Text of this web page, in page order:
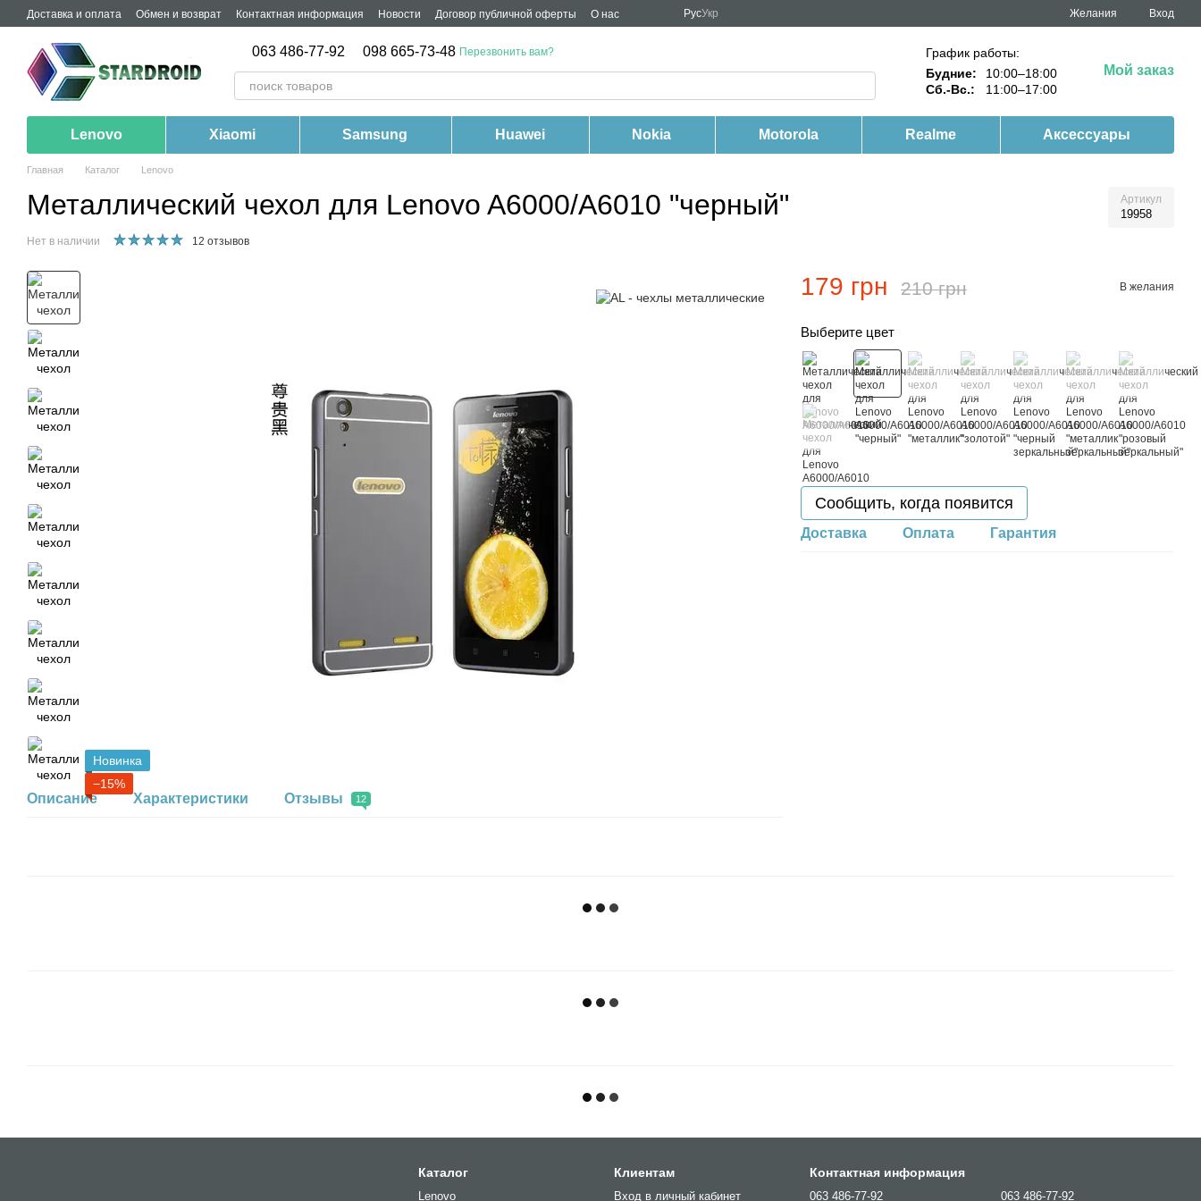
Перейти к основному контенту
Доставка и оплата Обмен и возврат Контактная информация Новости Договор публичной оферты О нас РусУкр Желания Вход
063 486-77-92 098 665-73-48 Перезвонить вам?
График работы:
Будние:
10:00–18:00
Сб.-Вс.:
11:00–17:00
Мой заказ
Lenovo Xiaomi Samsung Huawei Nokia Motorola Realme Аксессуары
Главная Каталог Lenovo
Металлический чехол для Lenovo A6000/A6010 "черный" Артикул
19958
Нет в наличии 12 отзывов
Новинка
−15%
Описание Характеристики Отзывы 12
179 грн 210 грн В желания
Выберите цвет
Сообщить, когда появится
Доставка Оплата Гарантия
Каталог
Lenovo
Клиентам
Вход в личный кабинет
Контактная информация
063 486-77-92 063 486-77-92